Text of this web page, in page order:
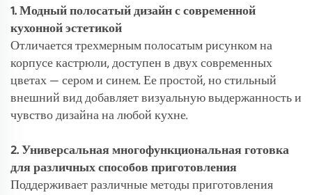
1. Модный полосатый дизайн с современной
кухонной эстетикой
Отличается трехмерным полосатым рисунком на
корпусе кастрюли, доступен в двух современных
цветах — сером и синем. Ее простой, но стильный
внешний вид добавляет визуальную выдержанность и
чувство дизайна на любой кухне.
2. Универсальная многофункциональная готовка
для различных способов приготовления
Поддерживает различные методы приготовления